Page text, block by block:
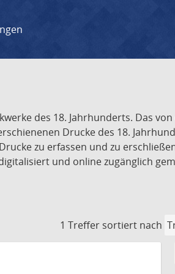
des 18. Jahrhunderts. Das
Drucke des 18.
zu erfassen und zu
und online zugänglich
1 Treffer sortiert nach